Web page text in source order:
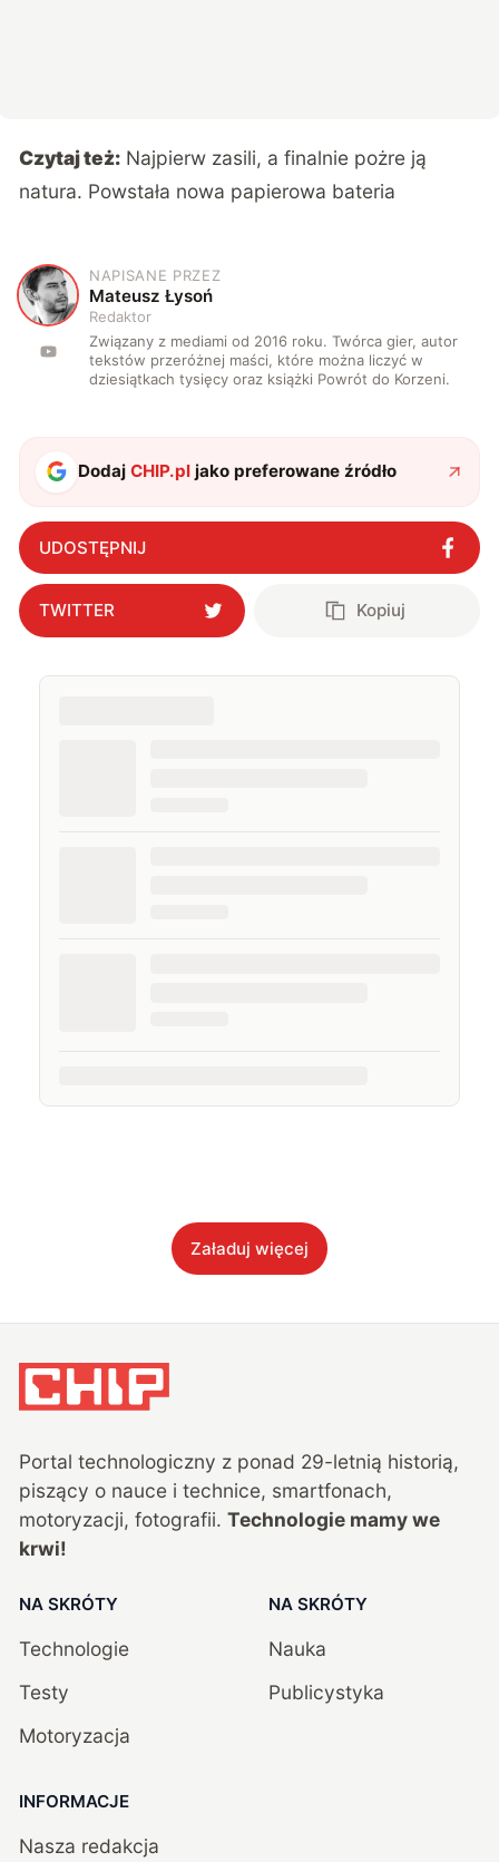
Czytaj też: Najpierw zasili, a finalnie pożre ją
natura. Powstała nowa papierowa bateria
M
NAPISANE PRZEZ
Mateusz Łysoń
Redaktor
Związany z mediami od 2016 roku. Twórca gier, autor
tekstów przeróżnej maści, które można liczyć w
dziesiątkach tysięcy oraz książki Powrót do Korzeni.
DodajCHIP.pl jako preferowane źródło
UDOSTĘPNIJ
TWITTER Kopiuj
Załaduj więcej
Portal technologiczny z ponad 29-letnią historią,
piszący o nauce i technice, smartfonach,
motoryzacji, fotografii. Technologie mamy we
krwi!
NA SKRÓTY
Technologie
Testy
Motoryzacja
NA SKRÓTY
Nauka
Publicystyka
INFORMACJE
Nasza redakcja